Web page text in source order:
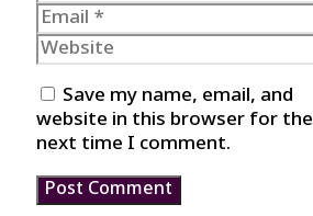
Email
Website
Save my name, email, and
website in this browser for the
next time I comment.